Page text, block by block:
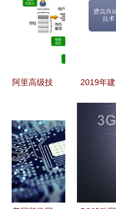
术
行百业数智
阿里高级技
计在互联网
业务开发中
的实践
2019年建
业现状与竞
争格局 科